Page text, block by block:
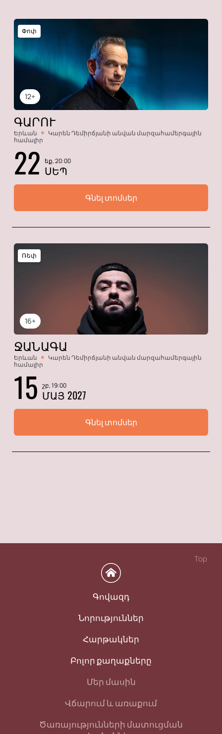
12+
Փոփ
ԳԱՐՈՒ
Երևան
Կարեն Դեմիրճյանի անվան մարզահամերգային
համալիր
22 եք, 20:00
ՍԵՊ
Գնել տոմսեր
16+
Ռեփ
ՋԱՆԱԳԱ
Երևան
Կարեն Դեմիրճյանի անվան մարզահամերգային
համալիր
15 շբ, 19:00
ՄԱՅ 2027
Գնել տոմսեր
Top
Գովազդ
Նորություններ
Հարթակներ
Բոլոր քաղաքները
Մեր մասին
Վճարում և առաքում
Ծառայությունների մատուցման